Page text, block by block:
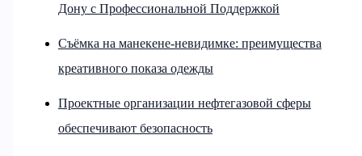
Дону с Профессиональной Поддержкой
Съёмка на манекене-невидимке: преимущества
креативного показа одежды
Проектные организации нефтегазовой сферы
обеспечивают безопасность